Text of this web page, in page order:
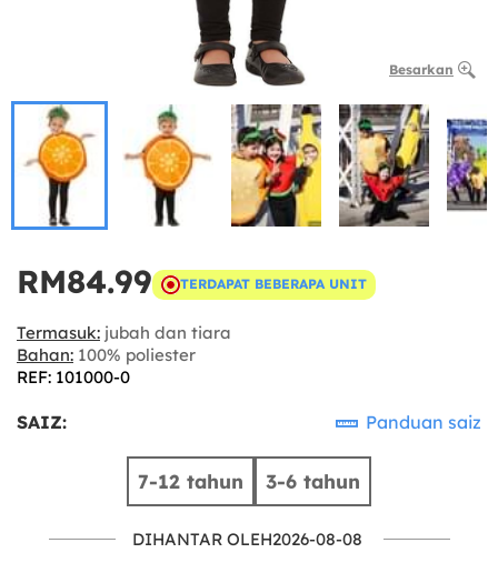
Besarkan
RM84.99 TERDAPAT BEBERAPA UNIT
Termasuk: jubah dan tiara
Bahan: 100% poliester
REF: 101000-0
SAIZ: Panduan saiz
7-12 tahun 3-6 tahun
DIHANTAR OLEH2026-08-08